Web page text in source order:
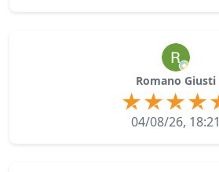
Romano Giusti
04/08/26, 18:21